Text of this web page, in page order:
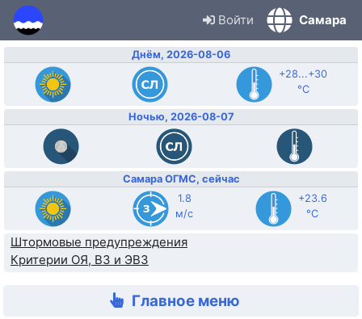
Войти Самара
Днём, 2026-08-06
+28...+30
°C
Ночью, 2026-08-07
Самара ОГМС, сейчас
1.8
м/с
+23.6
°C
Штормовые предупреждения
Критерии ОЯ, ВЗ и ЭВЗ
Главное меню